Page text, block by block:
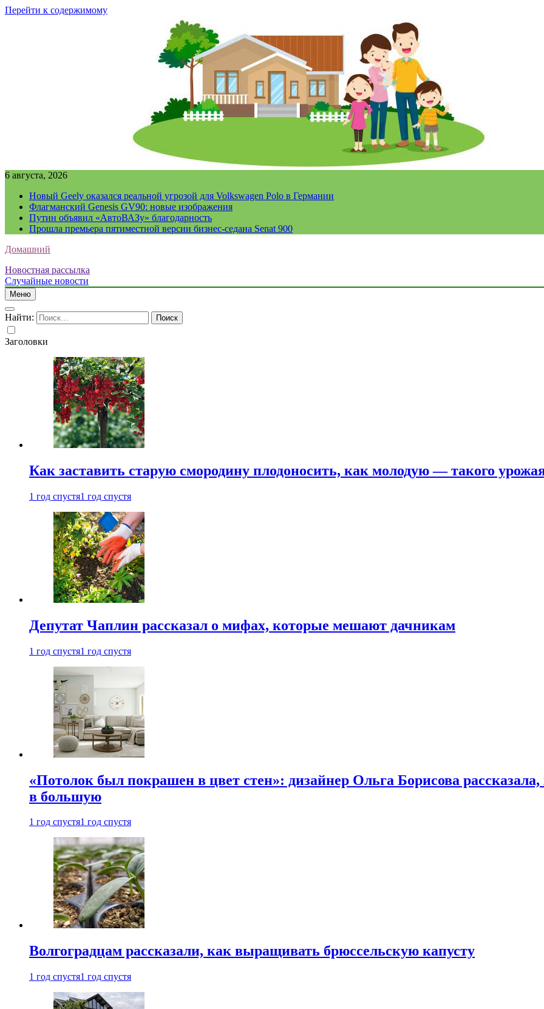
Перейти к содержимому
6 августа, 2026
Новый Geely оказался реальной угрозой для Volkswagen Polo в Германии
Флагманский Genesis GV90: новые изображения
Путин объявил «АвтоВАЗу» благодарность
Прошла премьера пятиместной версии бизнес-седана Senat 900
Домашний
Новостная рассылка
Случайные новости
Меню
Найти:
Заголовки
Как заставить старую смородину плодоносить, как молодую — такого
1 год спустя1 год спустя
Депутат Чаплин рассказал о мифах, которые мешают дачникам
1 год спустя1 год спустя
«Потолок был покрашен в цвет стен»: дизайнер Ольга Борисова
в большую
1 год спустя1 год спустя
Волгоградцам рассказали, как выращивать брюссельскую капусту
1 год спустя1 год спустя